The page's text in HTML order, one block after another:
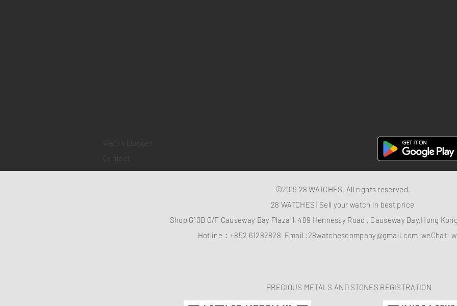
Watch blogger
Contact
©2019 28 WATCHES. All rights reserved.
28 WATCHES | Sell your watch in best price
Shop G10B G/F Causeway Bay Plaza 1, 489 Hennessy Road , Causeway Bay,Hong Kong
Hotline：+852 61282828 Email : 28watchescompany@gmail.com weChat:
PRECIOUS METALS AND STONES REGISTRATION